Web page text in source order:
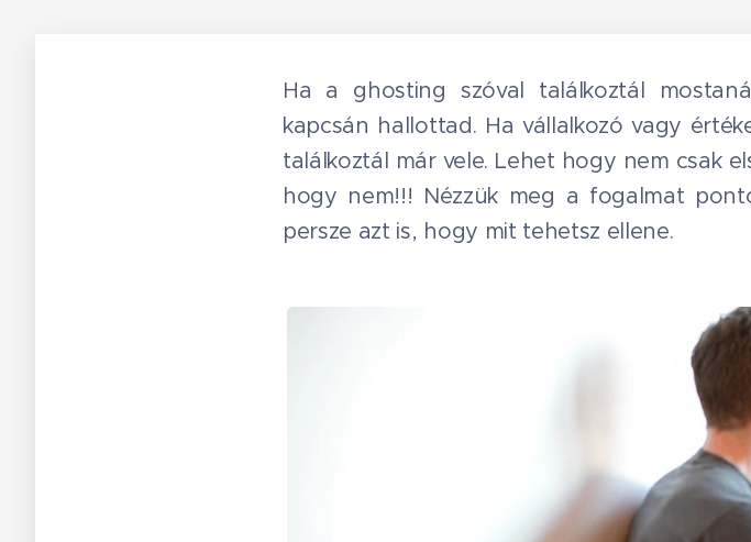
Ha a ghosting szóval találkoztál
kapcsán hallottad. Ha vállalkozó vagy
találkoztál már vele. Lehet hogy nem csak
hogy nem!!! Nézzük meg a fogalmat
persze azt is, hogy mit tehetsz ellene.